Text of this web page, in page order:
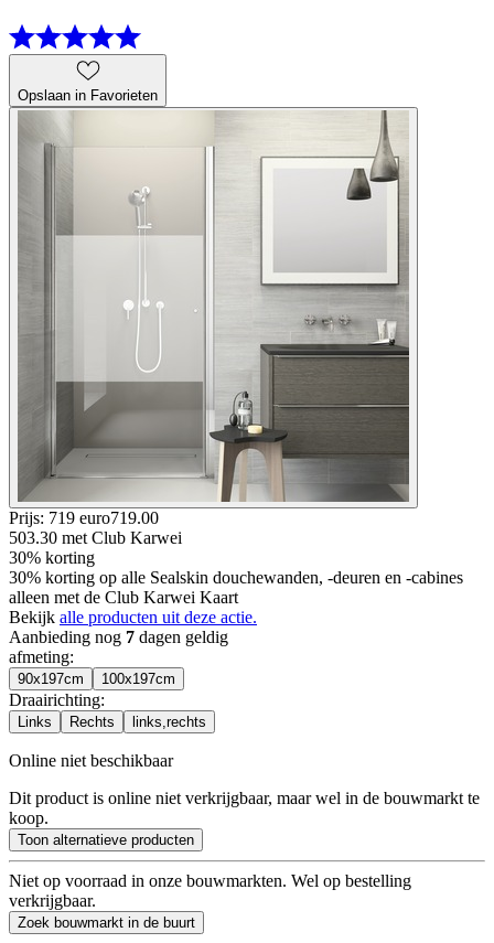
Opslaan in Favorieten
Prijs: 719 euro719.00
503.30 met Club Karwei
30% korting
30% korting op alle Sealskin douchewanden, -deuren en -cabines
alleen met de Club Karwei Kaart
Bekijk alle producten uit deze actie.
Aanbieding nog 7 dagen geldig
afmeting:
90x197cm 100x197cm
Draairichting:
Links Rechts links,rechts
Online niet beschikbaar
Dit product is online niet verkrijgbaar, maar wel in de bouwmarkt te
koop.
Toon alternatieve producten
Niet op voorraad in onze bouwmarkten. Wel op bestelling
verkrijgbaar.
Zoek bouwmarkt in de buurt